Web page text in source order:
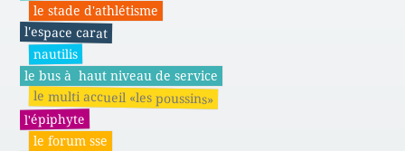
le stade d'athlétisme
l'espace carat
nautilis
le bus à haut niveau de service
le multi accueil «les poussins»
l'épiphyte
le forum sse